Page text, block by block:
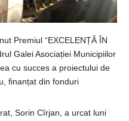
Premiul “EXCELENȚĂ ÎN
Galei Asociației Municipiilor
cu succes a proiectului de
finanțat din fonduri
Sorin Cîrjan, a urcat luni